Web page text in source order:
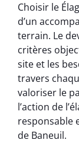
Choisir le
d’un
terrain. Le
critères
site et les
travers
valoriser le
l’action de
responsable
de Baneuil.